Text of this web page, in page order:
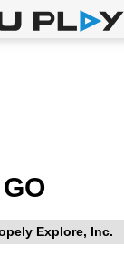
Explore, Inc.